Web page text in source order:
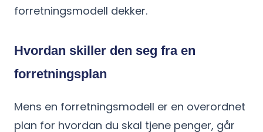
forretningsmodell dekker.
Hvordan skiller den seg fra en
forretningsplan
Mens en forretningsmodell er en overordnet
plan for hvordan du skal tjene penger, går